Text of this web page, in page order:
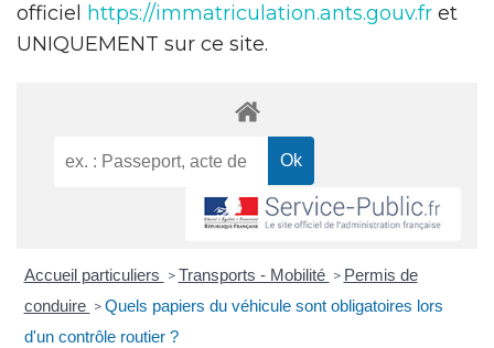
officiel
https://immatriculation.ants.gouv.fr et
UNIQUEMENT sur ce site.
Accueil particuliers > Transports - Mobilité > Permis de
conduire > Quels papiers du véhicule sont obligatoires lors
d'un contrôle routier ?